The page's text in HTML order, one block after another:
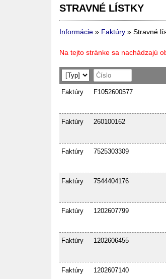
STRAVNÉ LÍSTKY
Informácie » Faktúry » Stravné
Na tejto stránke sa nachádzajú
Faktúry F1052600577
Faktúry 260100162
Faktúry 7525303309
Faktúry 7544404176
Faktúry 1202607799
Faktúry 1202606455
Faktúry 1202607140